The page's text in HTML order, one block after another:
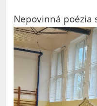
Nepovinná poézia